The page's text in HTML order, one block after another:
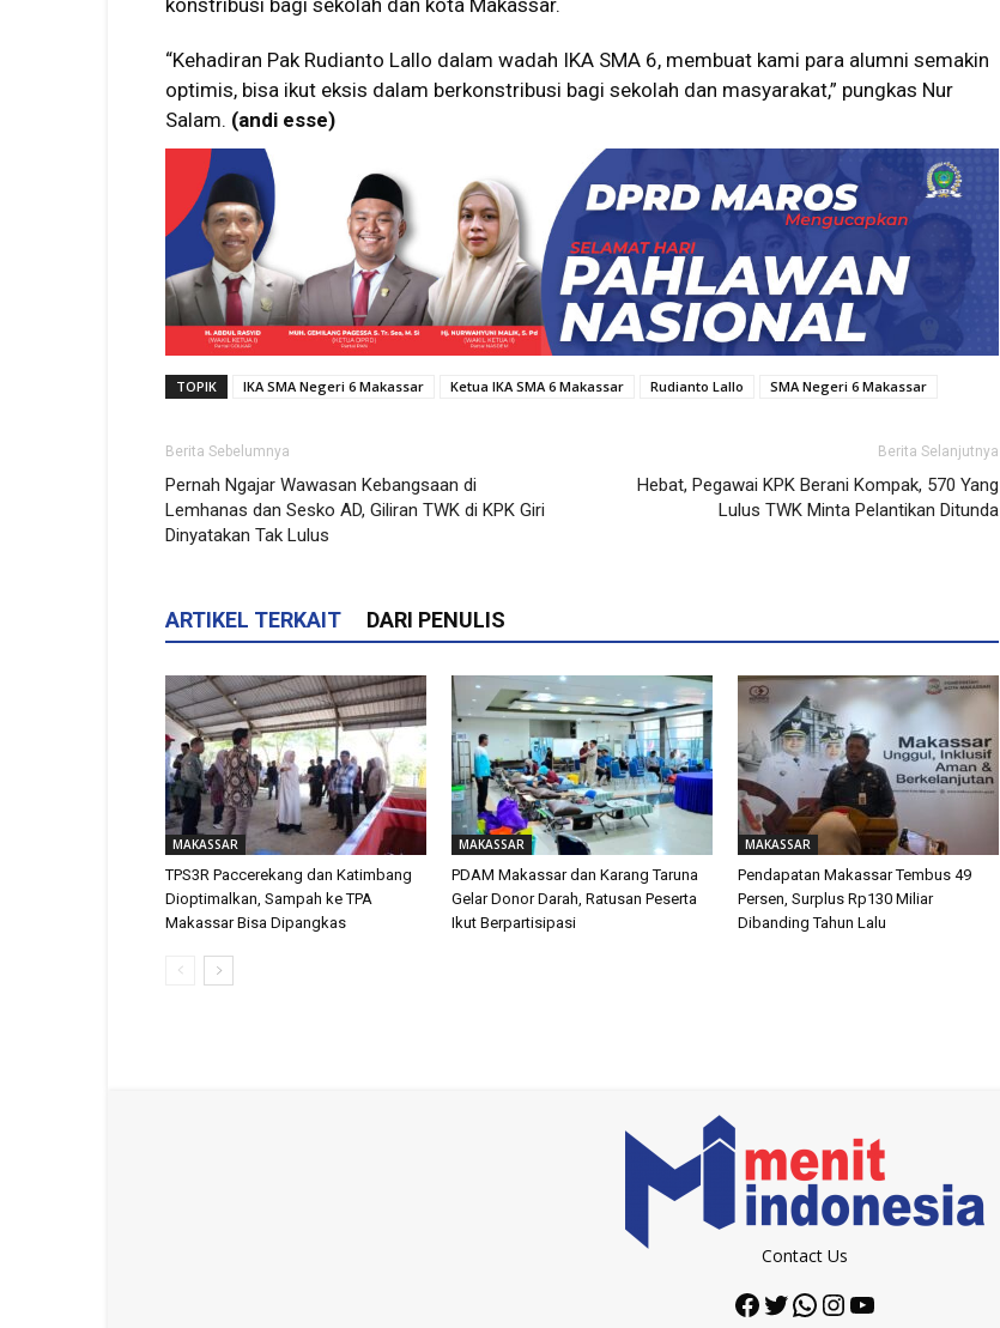
konstribusi bagi sekolah dan kota Makassar.
“Kehadiran Pak Rudianto Lallo dalam wadah IKA SMA 6, membuat kami para alumni semakin
optimis, bisa ikut eksis dalam berkonstribusi bagi sekolah dan masyarakat,” pungkas Nur
Salam. (andi esse)
TOPIK IKA SMA Negeri 6 Makassar Ketua IKA SMA 6 Makassar Rudianto Lallo SMA Negeri 6 Makassar
Berita Sebelumnya
Pernah Ngajar Wawasan Kebangsaan di
Lemhanas dan Sesko AD, Giliran TWK di KPK Giri
Dinyatakan Tak Lulus
Berita Selanjutnya
Hebat, Pegawai KPK Berani Kompak, 570 Yang
Lulus TWK Minta Pelantikan Ditunda
ARTIKEL TERKAIT DARI PENULIS
MAKASSAR
TPS3R Paccerekang dan Katimbang
Dioptimalkan, Sampah ke TPA
Makassar Bisa Dipangkas
MAKASSAR
PDAM Makassar dan Karang Taruna
Gelar Donor Darah, Ratusan Peserta
Ikut Berpartisipasi
MAKASSAR
Pendapatan Makassar Tembus 49
Persen, Surplus Rp130 Miliar
Dibanding Tahun Lalu
Contact Us
Facebook
Twitter
WhatsApp
Instagram
YouTube